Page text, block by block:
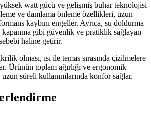
watt gücü ve gelişmiş buhar teknolojisi
ve damlama önleme özellikleri, uzun
kaybını engeller. Ayrıca, su doldurma
kapanma gibi güvenlik ve pratiklik sağlayan
haline getirir.
olması, ısı ile temas sırasında çizilmelere
Ürünün toplam ağırlığı ve ergonomik
uzun süreli kullanımlarında konfor sağlar.